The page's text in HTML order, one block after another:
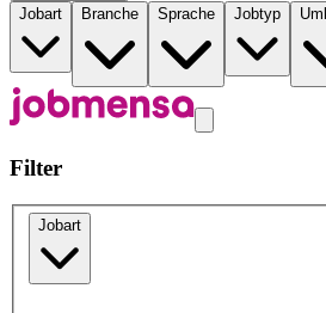
Jobart
Branche Sprache Jobtyp
Filter
Jobart